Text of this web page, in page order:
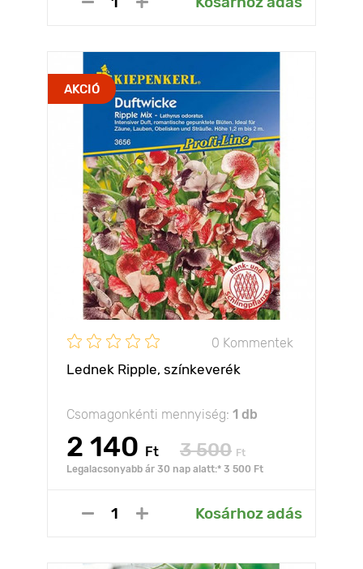
AKCIÓ
0 Kommentek
Lednek Ripple, színkeverék
Csomagonkénti mennyiség: 1 db
2 140 Ft 3 500 Ft
Legalacsonyabb ár 30 nap alatt:* 3 500 Ft
Kosárhoz adás